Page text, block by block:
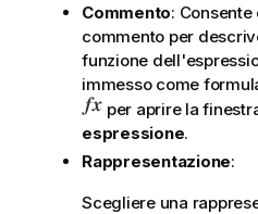
Commento:
commento per
funzione
immesso come
per aprire la
espressione.
Rappresentazione:
Scegliere una